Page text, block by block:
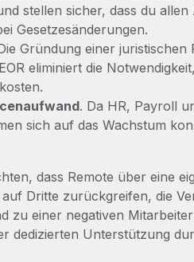
stellen sicher, dass du
Gesetzesänderungen.
Gründung einer
eliminiert die
. Da HR, Payroll
sich auf das Wachstum
dass Remote über eine
Dritte zurückgreifen, die
zu einer negativen
dedizierten Unterstützung